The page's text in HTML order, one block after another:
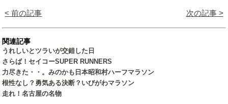
< 前の記事 次の記事 >
関連記事
うれしいとツラいが交錯した日
さらば！セイコーSUPER RUNNERS
力尽きた・・。みのかも日本昭和村ハーフマラソン
根性なし？勇気ある決断？いびがわマラソン
走れ！名古屋の名物